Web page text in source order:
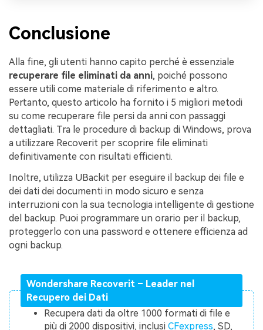
Conclusione
Alla fine, gli utenti hanno capito perché è essenziale
recuperare file eliminati da anni, poiché possono
essere utili come materiale di riferimento e altro.
Pertanto, questo articolo ha fornito i 5 migliori metodi
su come recuperare file persi da anni con passaggi
dettagliati. Tra le procedure di backup di Windows, prova
a utilizzare Recoverit per scoprire file eliminati
definitivamente con risultati efficienti.
Inoltre, utilizza UBackit per eseguire il backup dei file e
dei dati dei documenti in modo sicuro e senza
interruzioni con la sua tecnologia intelligente di gestione
del backup. Puoi programmare un orario per il backup,
proteggerlo con una password e ottenere efficienza ad
ogni backup.
Wondershare Recoverit – Leader nel
Recupero dei Dati
Recupera dati da oltre 1000 formati di file e
più di 2000 dispositivi, inclusiCFexpress, SD,